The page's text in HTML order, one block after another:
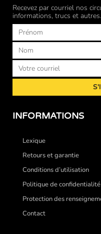
Recevez par courriel nos
informations, trucs et autres.
Prénom
Nom
Courriel
INFORMATIONS
Lexique
Retours et garantie
Conditions d’utilisation
Politique de confidentialité
Protection des
Contact